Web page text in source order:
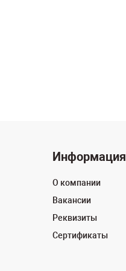
Информация
О компании
Вакансии
Реквизиты
Сертификаты